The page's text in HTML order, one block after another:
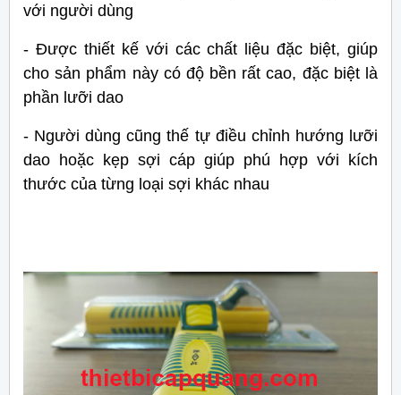
với người dùng
- Được thiết kế với các chất liệu đặc biệt, giúp
cho sản phẩm này có độ bền rất cao, đặc biệt là
phần lưỡi dao
- Người dùng cũng thế tự điều chỉnh hướng lưỡi
dao hoặc kẹp sợi cáp giúp phú hợp với kích
thước của từng loại sợi khác nhau